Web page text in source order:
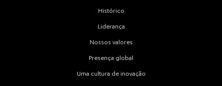
Histórico
Liderança
Nossos valores
Presença global
Uma cultura de inovação